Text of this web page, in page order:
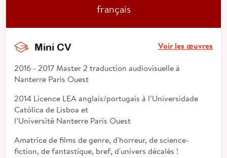
français
Mini CV Voir les œuvres
2016 - 2017 Master 2 traduction audiovisuelle à
Nanterre Paris Ouest
2014 Licence LEA anglais/portugais à l’Universidade
Católica de Lisboa et
l’Université Nanterre Paris Ouest
Amatrice de films de genre, d'horreur, de science-
fiction, de fantastique, bref, d'univers décalés !